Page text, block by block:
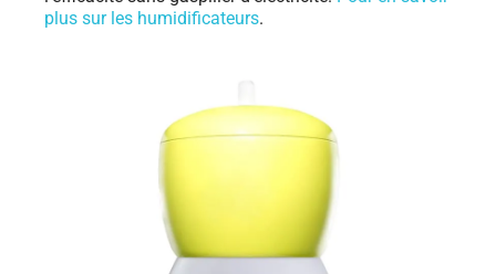
plus sur les humidificateurs.